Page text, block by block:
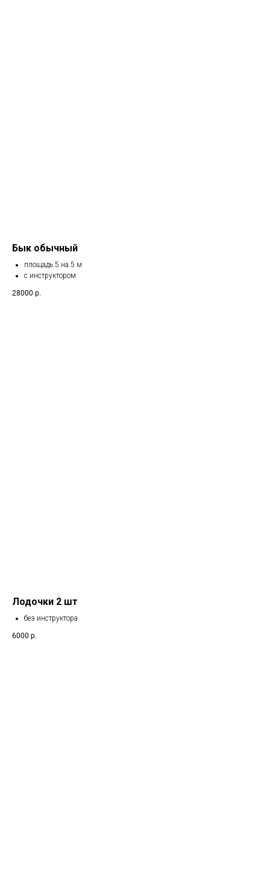
Бык обычный
площадь 5 на 5 м
с инструктором
28000 р.
Лодочки 2 шт
без инструктора
6000 р.